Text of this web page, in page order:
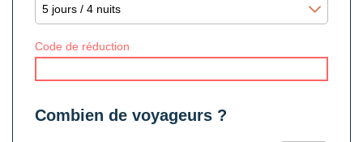
Code de réduction
Combien de voyageurs ?